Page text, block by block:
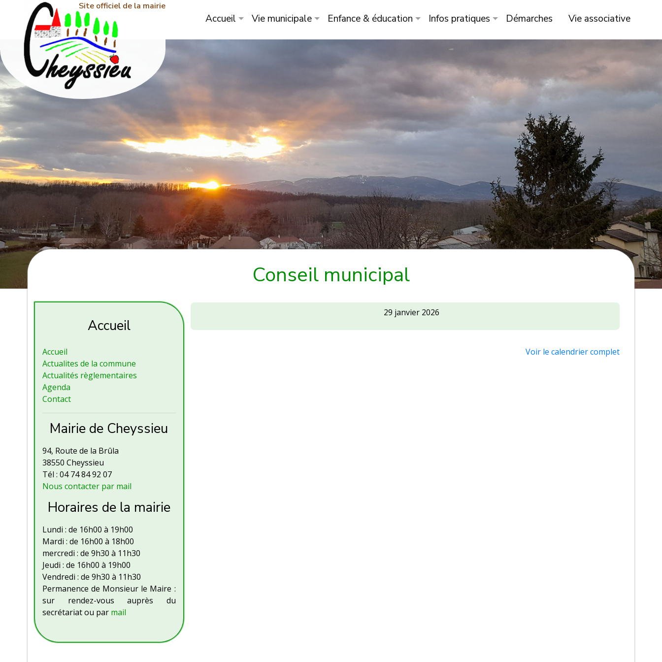
Site officiel de la mairie
Accueil Vie municipale Enfance & éducation Infos pratiques Démarches Vie associative
Conseil municipal
Accueil
Accueil
Actualites de la commune
Actualités règlementaires
Agenda
Contact
Mairie de Cheyssieu
94, Route de la Brûla
38550 Cheyssieu
Tél : 04 74 84 92 07
Nous contacter par mail
Horaires de la mairie
Lundi : de 16h00 à 19h00
Mardi : de 16h00 à 18h00
mercredi : de 9h30 à 11h30
Jeudi : de 16h00 à 19h00
Vendredi : de 9h30 à 11h30
Permanence de Monsieur le Maire :
sur rendez-vous auprès du
secrétariat ou par mail
Conseil
29 janvier 2026
Voir le calendrier complet